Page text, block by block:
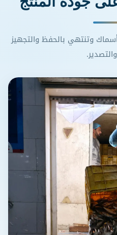
وتنتهي بالحفظ والتجهيز